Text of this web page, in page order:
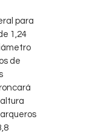
para
1,24
de